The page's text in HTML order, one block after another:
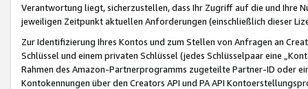
Verantwortung liegt, sicherzustellen, dass Ihr Zugriff auf die und Ihre
jeweiligen Zeitpunkt aktuellen Anforderungen (einschließlich dieser
Zur Identifizierung Ihres Kontos und zum Stellen von Anfragen an
Schlüssel und einem privaten Schlüssel (jedes Schlüsselpaar eine
Rahmen des Amazon-Partnerprogramms zugeteilte Partner-ID oder
Kontokennungen über den Creators API und PA API